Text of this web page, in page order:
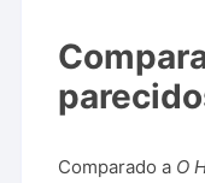
Comparado a O